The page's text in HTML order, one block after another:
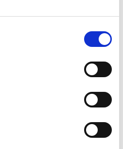
altijd op locatie. Hierdoor
kijken en op maat
klaar. Er komt geen